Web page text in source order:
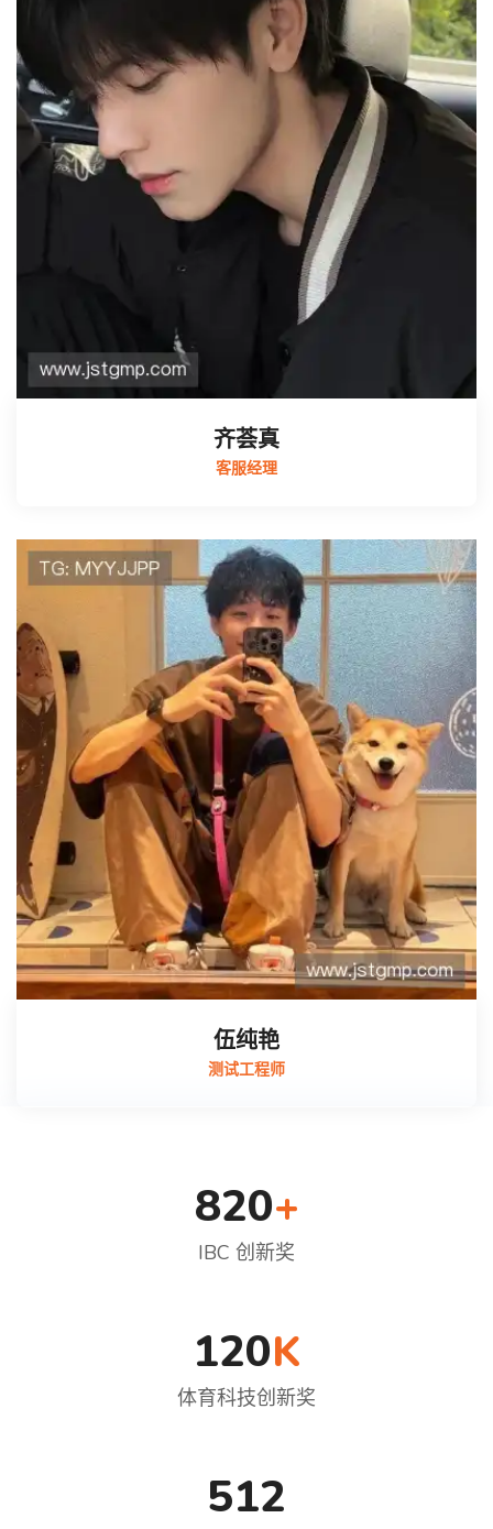
齐荟真
客服经理
伍纯艳
测试工程师
820+
IBC 创新奖
120K
体育科技创新奖
512